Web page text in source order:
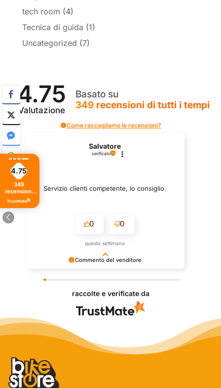
tech room (4)
Tecnica di guida (1)
Uncategorized (7)
4.75
Valutazione
Basato su
349recensioni di tutti i tempi
Come raccogliamo le recensioni?
Commento del venditore
servizio giusto a clienti così fantastici. Grazie
Salvatore
verificato
Servizio clienti competente, lo consiglio.
0 0
questa settimana
raccolte e verificate da
4.75
349
recensioni
di tutti i
tempi